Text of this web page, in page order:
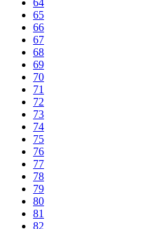
65
66
67
68
69
70
71
72
73
74
75
76
77
78
79
80
81
82